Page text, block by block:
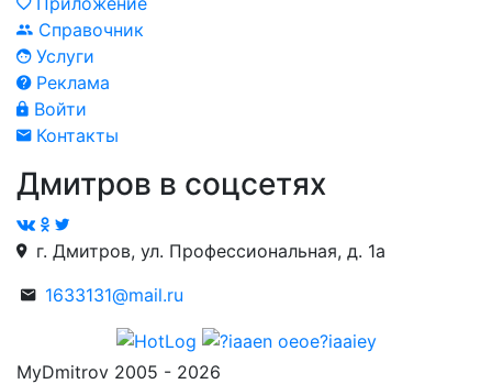
Справочник
Услуги
Реклама
Войти
Контакты
Дмитров в соцсетях
г. Дмитров, ул. Профессиональная, д. 1а
1633131@mail.ru
MyDmitrov 2005 - 2026